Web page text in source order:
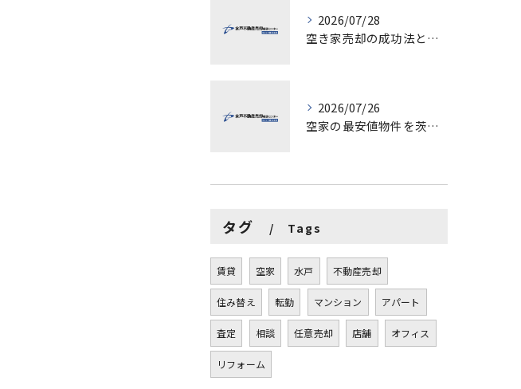
2026/07/28
空き家売却の成功法と注意点
2026/07/26
空家の最安値物件を茨城県水戸市つくば市で探す方法と賢い売却ポイントを徹底解説
タグ Tags
賃貸 空家 水戸 不動産売却
住み替え 転勤 マンション アパート
査定 相談 任意売却 店舗 オフィス
リフォーム